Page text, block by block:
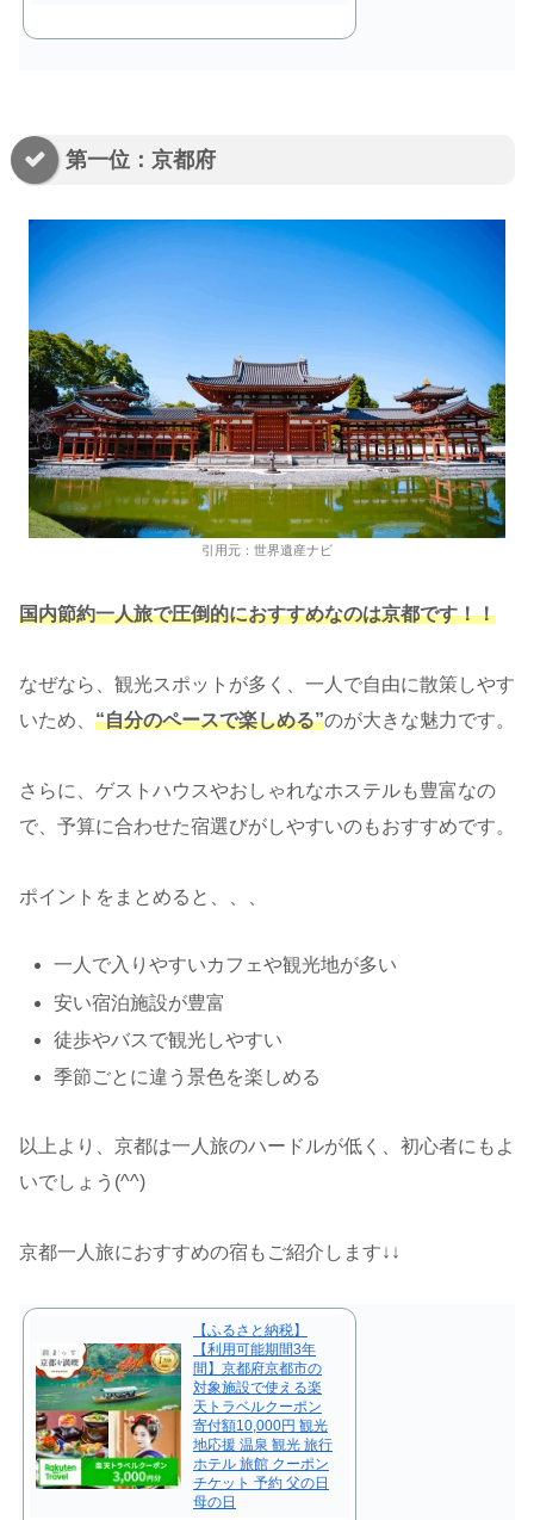
第一位：京都府
引用元：世界遺産ナビ
国内節約一人旅で圧倒的におすすめなのは京都です！！
なぜなら、観光スポットが多く、一人で自由に散策しやす
いため、 “自分のペースで楽しめる”のが大きな魅力です。
さらに、ゲストハウスやおしゃれなホステルも豊富なの
で、予算に合わせた宿選びがしやすいのもおすすめです。
ポイントをまとめると、、、
一人で入りやすいカフェや観光地が多い
安い宿泊施設が豊富
徒歩やバスで観光しやすい
季節ごとに違う景色を楽しめる
以上より、京都は一人旅のハードルが低く、初心者にもよ
いでしょう(^^)
京都一人旅におすすめの宿もご紹介します↓↓
【ふるさと納税】
【利用可能期間3年
間】京都府京都市の
対象施設で使える楽
天トラベルクーポン
寄付額10,000円 観光
地応援 温泉 観光 旅行
ホテル 旅館 クーポン
チケット 予約 父の日
母の日